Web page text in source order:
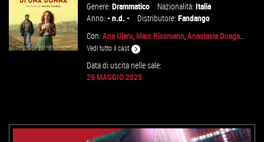
VAI ALLA SCHEDA
Genere:Drammatico Nazionalità:Italia
Anno:- n.d. - Distributore:Fandango
Con:Ana Ularu,Marc Rissmann,Anastasia Doaga...
Vedi tutto il cast
Data di uscita nelle sale:
29 MAGGIO 2025